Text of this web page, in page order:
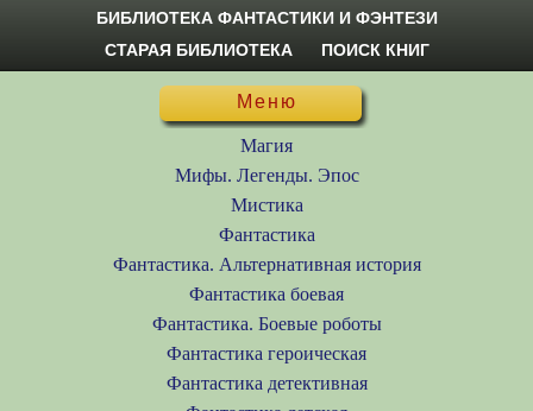
БИБЛИОТЕКА ФАНТАСТИКИ И ФЭНТЕЗИ
СТАРАЯ БИБЛИОТЕКА
ПОИСК КНИГ
Меню
Магия
Мифы. Легенды. Эпос
Мистика
Фантастика
Фантастика. Альтернативная история
Фантастика боевая
Фантастика. Боевые роботы
Фантастика героическая
Фантастика детективная